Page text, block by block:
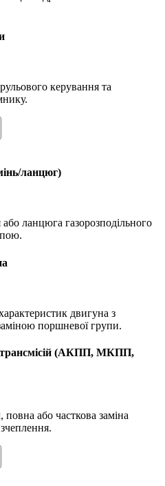
керування та
ланцюг)
ланцюга газорозподільного
двигуна з
поршневої групи.
трансмісій (АКПП, МКПП,
повна або часткова заміна